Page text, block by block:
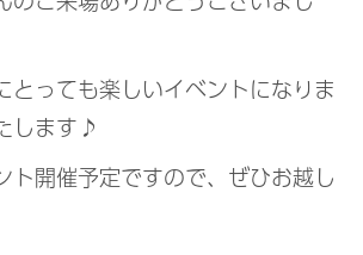
とっても楽しいイベントになりま
します♪
ト開催予定ですので、ぜひお越し